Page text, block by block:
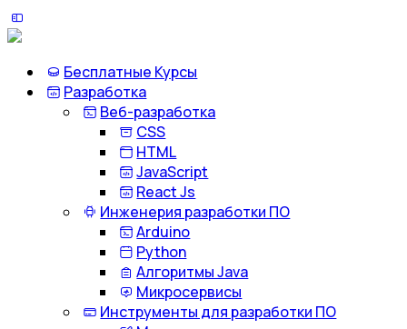
Бесплатные Курсы
Разработка
Веб-разработка
CSS
HTML
JavaScript
React Js
Инженерия разработки ПО
Arduino
Python
Алгоритмы Java
Микросервисы
Инструменты для разработки ПО